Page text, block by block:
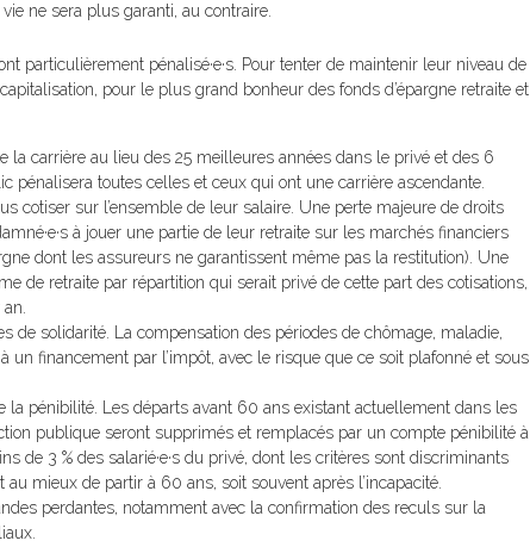
ne sera plus garanti, au contraire.
particulièrement pénalisé·e·s. Pour tenter de maintenir leur niveau de
pour le plus grand bonheur des fonds d’épargne retraite et
la carrière au lieu des 25 meilleures années dans le privé et des 6
pénalisera toutes celles et ceux qui ont une carrière ascendante.
cotiser sur l’ensemble de leur salaire. Une perte majeure de droits
à jouer une partie de leur retraite sur les marchés financiers
dont les assureurs ne garantissent même pas la restitution). Une
de retraite par répartition qui serait privé de cette part des cotisations,
de solidarité. La compensation des périodes de chômage, maladie,
un financement par l’impôt, avec le risque que ce soit plafonné et sous
la pénibilité. Les départs avant 60 ans existant actuellement dans les
publique seront supprimés et remplacés par un compte pénibilité à
de 3 % des salarié·e·s du privé, dont les critères sont discriminants
mieux de partir à 60 ans, soit souvent après l’incapacité.
perdantes, notamment avec la confirmation des reculs sur la